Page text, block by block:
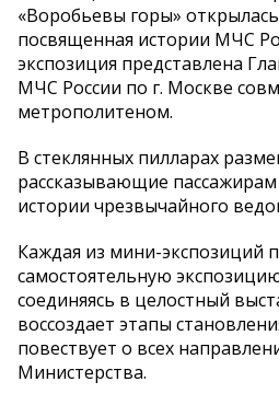
«Воробьевы горы»
посвященная истории МЧС
экспозиция представлена
МЧС России по г. Москве
метрополитеном.
В стеклянных пилларах
рассказывающие
истории чрезвычайного
Каждая из мини-экспозиций
самостоятельную
соединяясь в целостный
воссоздает этапы
повествует о всех
Министерства.